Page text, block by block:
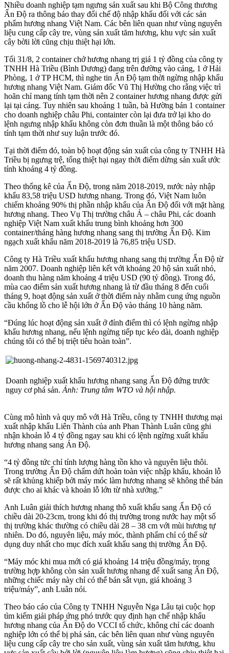
Nhiều doanh nghiệp tạm ngưng sản xuất sau khi Bộ Công thương
Ấn Độ ra thông báo thay đổi chế độ nhập khẩu đối với các sản
phẩm hương nhang Việt Nam. Các bên liên quan như vùng nguyên
liệu cung cấp cây tre, vùng sản xuất tăm hương, khu vực sản xuất
cây bờii lời cũng chịu thiệt hại lớn.
Tối 31/8, 2 container chở hương nhang trị giá 1 tỷ đồng của công ty
TNHH Hà Triều (Bình Dương) đang trên đường vào cảng, 1 ở Hải
Phòng, 1 ở TP HCM, thì nghe tin Ấn Độ tạm thời ngừng nhập khẩu
hương nhang Việt Nam. Giám đốc Vũ Thị Hường cho rằng việc trì
hoãn chỉ mang tính tạm thời nên 2 container hương nhang được gửi
lại tại cảng. Tuy nhiên sau khoảng 1 tuần, bà Hường bán 1 container
cho doanh nghiệp châu Phi, containter còn lại đưa trở lại kho do
lệnh ngưng nhập khẩu không còn đơn thuần là một thông báo có
tính tạm thời như suy luận trước đó.
Tại thời điểm đó, toàn bộ hoạt động sản xuất của công ty TNHH Hà
Triều bị ngưng trệ, tổng thiệt hại ngay thời điểm dừng sản xuất ước
tính khoảng 4 tỷ đồng.
Theo thống kê của Ấn Độ, trong năm 2018-2019, nước này nhập
khẩu 83,58 triệu USD hương nhang. Trong đó, Việt Nam luôn
chiếm khoảng 90% thị phần nhập khẩu của Ấn Độ đối với mặt hàng
hương nhang. Theo Vụ Thị trường châu Á – châu Phi, các doanh
nghiệp Việt Nam xuất khẩu trung bình khoảng hơn 300
container/tháng hàng hương nhang sang thị trường Ấn Độ. Kim
ngạch xuất khẩu năm 2018-2019 là 76,85 triệu USD.
Công ty Hà Triều xuất khẩu hương nhang sang thị trường Ấn Độ từ
năm 2007. Doanh nghiệp liên kết với khoảng 20 hộ sản xuất nhỏ,
doanh thu hàng năm khoảng 4 triệu USD (90 tỷ đồng). Trong đó,
mùa cao điểm sản xuất hương nhang là từ đầu tháng 8 đến cuối
tháng 9, hoạt động sản xuất ở thời điểm này nhằm cung ứng nguồn
cầu khổng lồ cho lễ hội lớn ở Ấn Độ vào tháng 10 hàng năm.
“Đúng lúc hoạt động sản xuất ở đỉnh điểm thì có lệnh ngừng nhập
khẩu hương nhang, nếu lệnh ngừng tiếp tục kéo dài, doanh nghiệp
chúng tôi có thể bị triệt tiêu hoàn toàn”.
Doanh nghiệp xuất khẩu hương nhang sang Ấn Độ đứng trước
nguy cơ phá sản. Ảnh: Trung tâm WTO và hội nhập.
Cùng mô hình và quy mô với Hà Triều, công ty TNHH thương mại
xuất nhập khẩu Liên Thành của anh Phan Thành Luân cũng ghi
nhận khoản lỗ 4 tỷ đồng ngay sau khi có lệnh ngừng xuất khẩu
hương nhang sang Án Độ.
“4 tỷ đồng tức chỉ tính lượng hàng tồn kho và nguyên liệu thôi.
Trong trường Ấn Độ chấm dứt hoàn toàn việc nhập khẩu, khoản lỗ
sẽ rất khủng khiếp bởi máy móc làm hương nhang sẽ không thể bán
được cho ai khác và khoản lỗ lớn từ nhà xưởng.”
Anh Luân giải thích hương nhang thô xuất khẩu sang Ấn Độ có
chiều dài 20-23cm, trong khi đó thị trường trong nước hay một số
thị trường khác thường có chiều dài 28 – 38 cm với mùi hương tự
nhiên. Do đó, nguyên liệu, máy móc, thành phẩm chỉ có thể sử
dụng duy nhất cho mục đích xuất khẩu sang thị trường Ấn Độ.
“Máy móc khi mua mới có giá khoảng 14 triệu đồng/máy, trong
trường hợp không còn sản xuất hương nhang để xuất sang Ấn Độ,
những chiếc máy này chỉ có thể bán sắt vụn, giá khoảng 3
triệu/máy”, anh Luân nói.
Theo báo cáo của Công ty TNHH Nguyễn Nga Lâu tại cuộc họp
tìm kiếm giải pháp ứng phó trước quy định hạn chế nhập khẩu
hương nhang của Ấn Độ do VCCI tổ chức, không chỉ các doanh
nghiệp lớn có thể bị phá sản, các bên liên quan như vùng nguyên
liệu cung cấp cây tre cho sản xuất, vùng sản xuất tăm hương, khu